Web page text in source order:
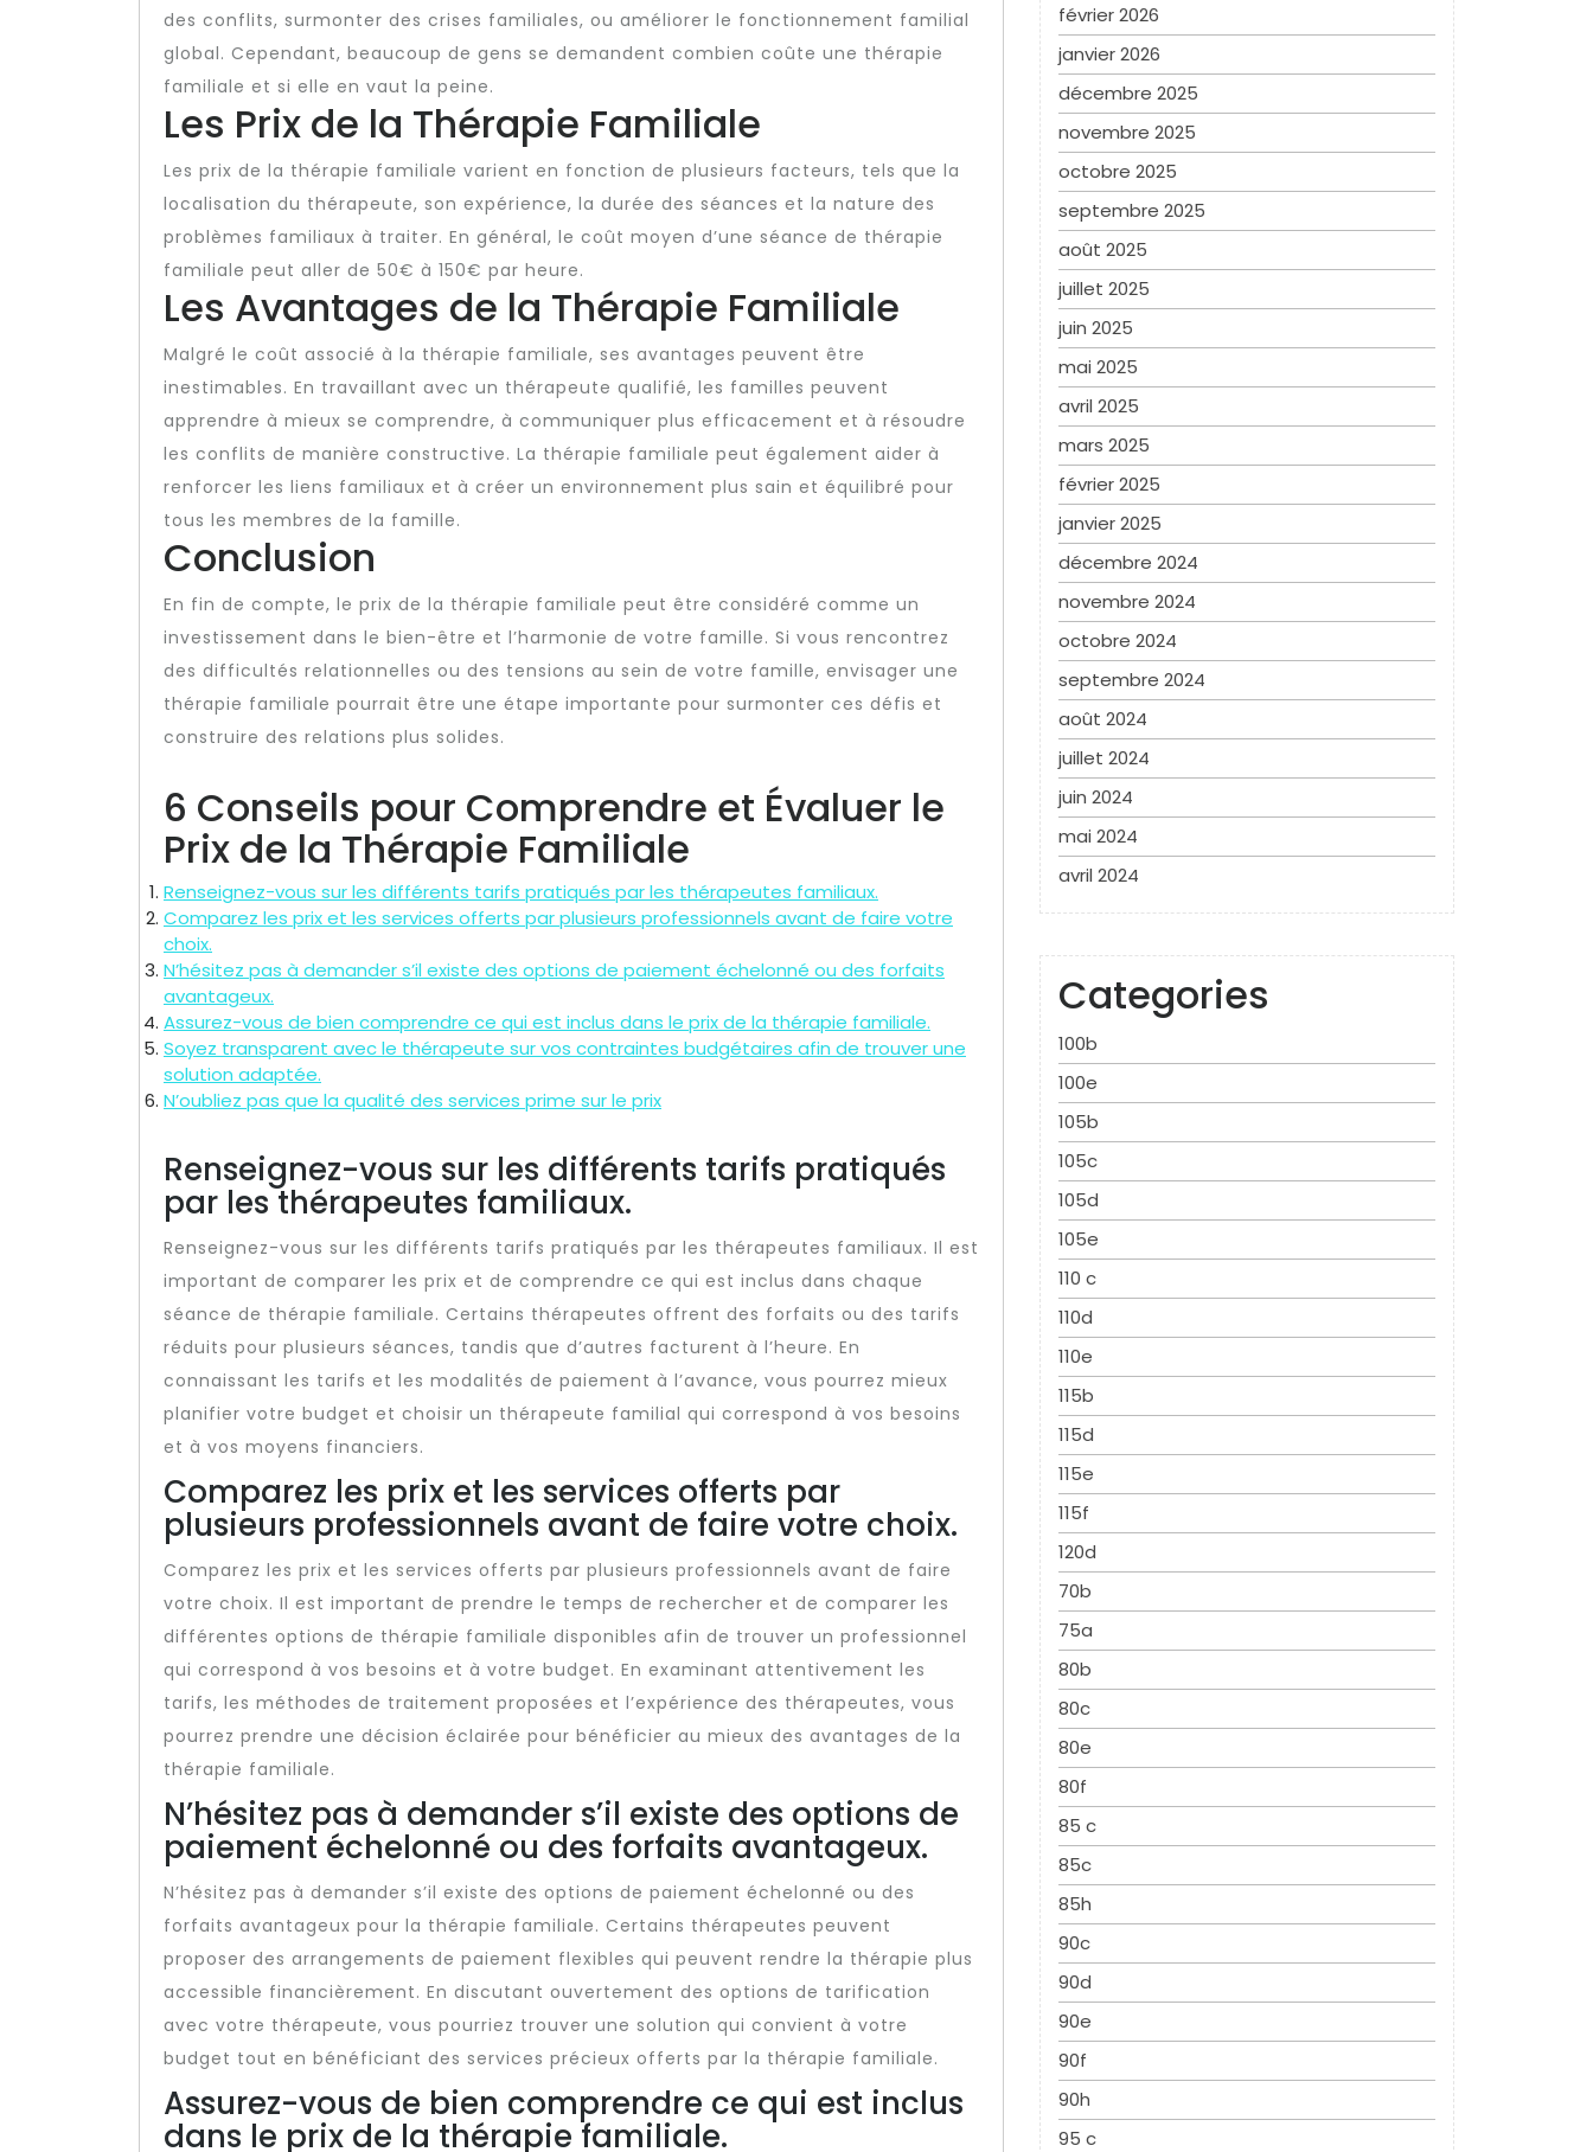
des conflits, surmonter des crises familiales, ou améliorer le fonctionnement familial
global. Cependant, beaucoup de gens se demandent combien coûte une thérapie
familiale et si elle en vaut la peine.
Les Prix de la Thérapie Familiale
Les prix de la thérapie familiale varient en fonction de plusieurs facteurs, tels que la
localisation du thérapeute, son expérience, la durée des séances et la nature des
problèmes familiaux à traiter. En général, le coût moyen d’une séance de thérapie
familiale peut aller de 50€ à 150€ par heure.
Les Avantages de la Thérapie Familiale
Malgré le coût associé à la thérapie familiale, ses avantages peuvent être
inestimables. En travaillant avec un thérapeute qualifié, les familles peuvent
apprendre à mieux se comprendre, à communiquer plus efficacement et à résoudre
les conflits de manière constructive. La thérapie familiale peut également aider à
renforcer les liens familiaux et à créer un environnement plus sain et équilibré pour
tous les membres de la famille.
Conclusion
En fin de compte, le prix de la thérapie familiale peut être considéré comme un
investissement dans le bien-être et l’harmonie de votre famille. Si vous rencontrez
des difficultés relationnelles ou des tensions au sein de votre famille, envisager une
thérapie familiale pourrait être une étape importante pour surmonter ces défis et
construire des relations plus solides.
6 Conseils pour Comprendre et Évaluer le
Prix de la Thérapie Familiale
Renseignez-vous sur les différents tarifs pratiqués par les thérapeutes familiaux.
Comparez les prix et les services offerts par plusieurs professionnels avant de faire votre
choix.
N’hésitez pas à demander s’il existe des options de paiement échelonné ou des forfaits
avantageux.
Assurez-vous de bien comprendre ce qui est inclus dans le prix de la thérapie familiale.
Soyez transparent avec le thérapeute sur vos contraintes budgétaires afin de trouver une
solution adaptée.
N’oubliez pas que la qualité des services prime sur le prix
Renseignez-vous sur les différents tarifs pratiqués
par les thérapeutes familiaux.
Renseignez-vous sur les différents tarifs pratiqués par les thérapeutes familiaux. Il est
important de comparer les prix et de comprendre ce qui est inclus dans chaque
séance de thérapie familiale. Certains thérapeutes offrent des forfaits ou des tarifs
réduits pour plusieurs séances, tandis que d’autres facturent à l’heure. En
connaissant les tarifs et les modalités de paiement à l’avance, vous pourrez mieux
planifier votre budget et choisir un thérapeute familial qui correspond à vos besoins
et à vos moyens financiers.
Comparez les prix et les services offerts par
plusieurs professionnels avant de faire votre choix.
Comparez les prix et les services offerts par plusieurs professionnels avant de faire
votre choix. Il est important de prendre le temps de rechercher et de comparer les
différentes options de thérapie familiale disponibles afin de trouver un professionnel
qui correspond à vos besoins et à votre budget. En examinant attentivement les
tarifs, les méthodes de traitement proposées et l’expérience des thérapeutes, vous
pourrez prendre une décision éclairée pour bénéficier au mieux des avantages de la
thérapie familiale.
N’hésitez pas à demander s’il existe des options de
paiement échelonné ou des forfaits avantageux.
N’hésitez pas à demander s’il existe des options de paiement échelonné ou des
forfaits avantageux pour la thérapie familiale. Certains thérapeutes peuvent
proposer des arrangements de paiement flexibles qui peuvent rendre la thérapie plus
accessible financièrement. En discutant ouvertement des options de tarification
avec votre thérapeute, vous pourriez trouver une solution qui convient à votre
budget tout en bénéficiant des services précieux offerts par la thérapie familiale.
Assurez-vous de bien comprendre ce qui est inclus
dans le prix de la thérapie familiale.
février 2026
janvier 2026
décembre 2025
novembre 2025
octobre 2025
septembre 2025
août 2025
juillet 2025
juin 2025
mai 2025
avril 2025
mars 2025
février 2025
janvier 2025
décembre 2024
novembre 2024
octobre 2024
septembre 2024
août 2024
juillet 2024
juin 2024
mai 2024
avril 2024
Categories
100b
100e
105b
105c
105d
105e
110 c
110d
110e
115b
115d
115e
115f
120d
70b
75a
80b
80c
80e
80f
85 c
85c
85h
90c
90d
90e
90f
90h
95 c